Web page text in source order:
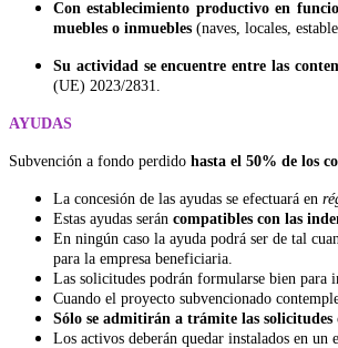
Con establecimiento productivo en
muebles o inmuebles (naves, locales,
Su actividad se encuentre entre las
(UE) 2023/2831.
AYUDAS
Subvención a fondo perdido hasta el 50% de los
La concesión de las ayudas se efectuará en
Estas ayudas serán compatibles con las
En ningún caso la ayuda podrá ser de tal
para la empresa beneficiaria.
Las solicitudes podrán formularse bien para
Cuando el proyecto subvencionado
Sólo se admitirán a trámite las solicitudes
Los activos deberán quedar instalados en